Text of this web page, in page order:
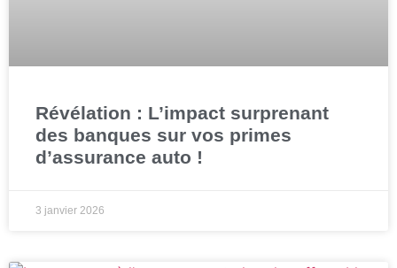
Révélation : L’impact surprenant
des banques sur vos primes
d’assurance auto !
3 janvier 2026